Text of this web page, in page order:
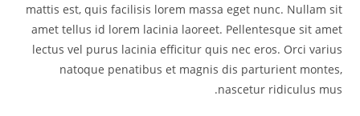
mattis est, quis facilisis lorem massa eget nunc. Nullam sit
amet tellus id lorem lacinia laoreet. Pellentesque sit amet
lectus vel purus lacinia efficitur quis nec eros. Orci varius
natoque penatibus et magnis dis parturient montes,
nascetur ridiculus mus.